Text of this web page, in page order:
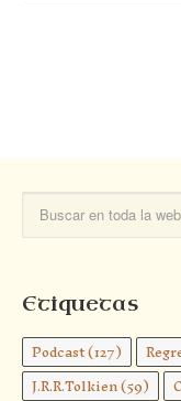
Etiquetas
Podcast(127)
J.R.R.Tolkien(59)